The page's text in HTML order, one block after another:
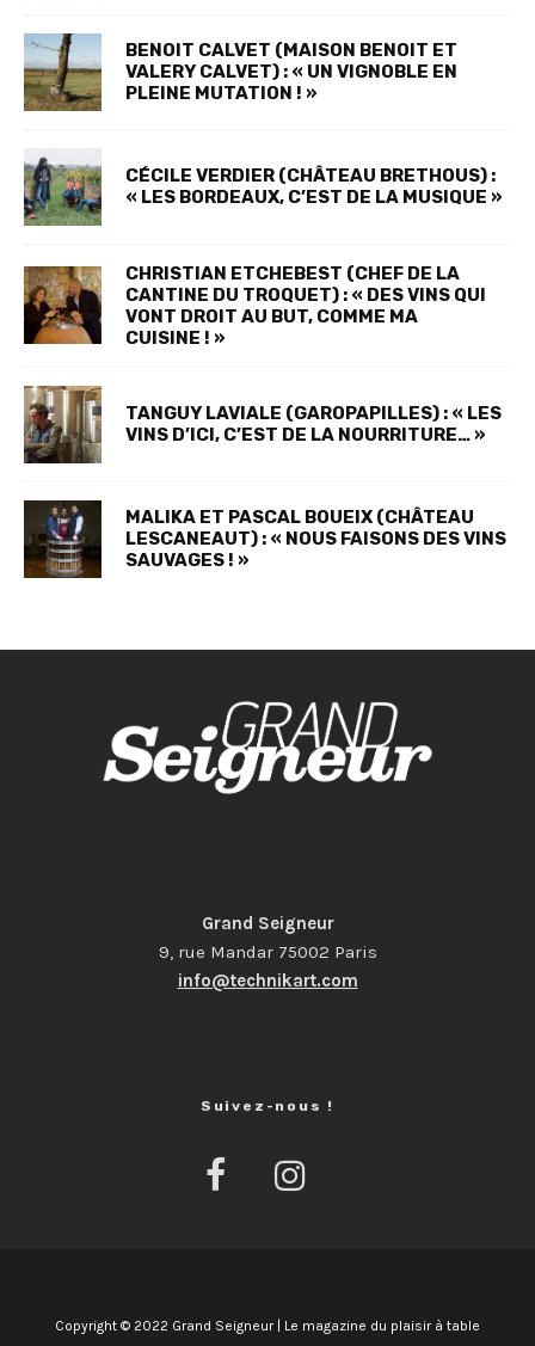
BENOIT CALVET (MAISON BENOIT ET
VALERY CALVET) : « UN VIGNOBLE EN
PLEINE MUTATION ! »
CÉCILE VERDIER (CHÂTEAU BRETHOUS) :
« LES BORDEAUX, C’EST DE LA MUSIQUE »
CHRISTIAN ETCHEBEST (CHEF DE LA
CANTINE DU TROQUET) : « DES VINS QUI
VONT DROIT AU BUT, COMME MA
CUISINE ! »
TANGUY LAVIALE (GAROPAPILLES) : « LES
VINS D’ICI, C’EST DE LA NOURRITURE… »
MALIKA ET PASCAL BOUEIX (CHÂTEAU
LESCANEAUT) : « NOUS FAISONS DES VINS
SAUVAGES ! »
Grand Seigneur
9, rue Mandar 75002 Paris
info@technikart.com
Suivez-nous !
Copyright © 2022 Grand Seigneur | Le magazine du plaisir à table